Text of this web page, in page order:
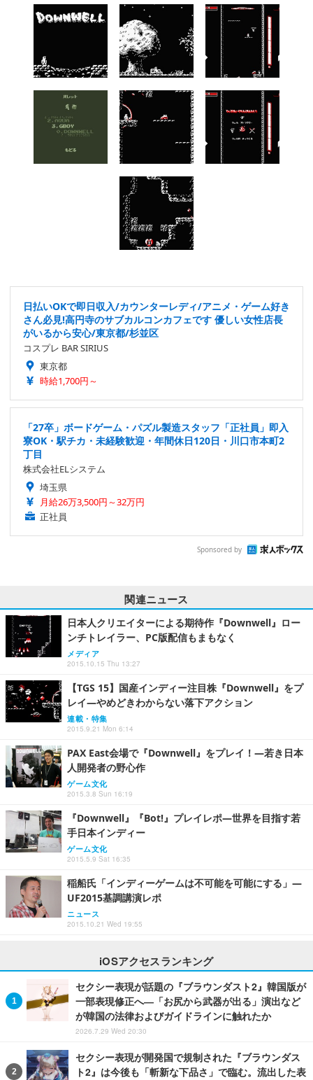
日払いOKで即日収入/カウンターレディ/アニメ・ゲーム好き
さん必見!高円寺のサブカルコンカフェです 優しい女性店長
がいるから安心/東京都/杉並区
コスプレ BAR SIRIUS
東京都
時給1,700円～
「27卒」ボードゲーム・パズル製造スタッフ「正社員」即入
寮OK・駅チカ・未経験歓迎・年間休日120日・川口市本町2
丁目
株式会社ELシステム
埼玉県
月給26万3,500円～32万円
正社員
Sponsored by
関連ニュース
日本人クリエイターによる期待作『Downwell』ロー
ンチトレイラー、PC版配信もまもなく
メディア
2015.10.15 Thu 13:27
【TGS 15】国産インディー注目株『Downwell』をプ
レイ―やめどきわからない落下アクション
連載・特集
2015.9.21 Mon 6:14
PAX East会場で『Downwell』をプレイ！―若き日本
人開発者の野心作
ゲーム文化
2015.3.8 Sun 16:19
『Downwell』『Bot!』プレイレポ―世界を目指す若
手日本インディー
ゲーム文化
2015.5.9 Sat 16:35
稲船氏「インディーゲームは不可能を可能にする」―
UF2015基調講演レポ
ニュース
2015.10.21 Wed 19:55
iOSアクセスランキング
セクシー表現が話題の『ブラウンダスト2』韓国版が
一部表現修正へ―「お尻から武器が出る」演出など
が韓国の法律およびガイドラインに触れたか
2026.7.29 Wed 20:30
セクシー表現が開発国で規制された『ブラウンダス
ト2』は今後も「斬新な下品さ」で臨む。流出した表